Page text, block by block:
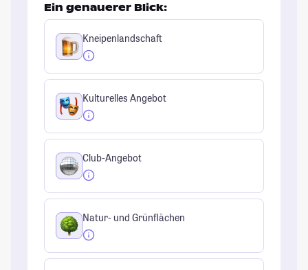
Ein genauerer Blick:
Kneipenlandschaft
Kulturelles Angebot
Club-Angebot
Natur- und Grünflächen